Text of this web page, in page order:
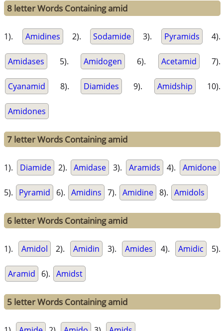
8 letter Words Containing amid
1). Amidines 2). Sodamide 3). Pyramids 4).
Amidases 5). Amidogen 6). Acetamid 7).
Cyanamid 8). Diamides 9). Amidship 10).
Amidones
7 letter Words Containing amid
1). Diamide 2). Amidase 3). Aramids 4). Amidone
5). Pyramid 6). Amidins 7). Amidine 8). Amidols
6 letter Words Containing amid
1). Amidol 2). Amidin 3). Amides 4). Amidic 5).
Aramid 6). Amidst
5 letter Words Containing amid